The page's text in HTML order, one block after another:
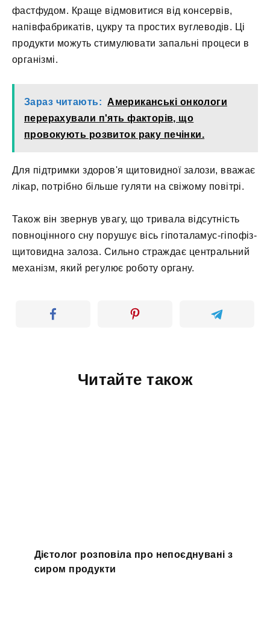
фастфудом. Краще відмовитися від консервів,
напівфабрикатів, цукру та простих вуглеводів. Ці
продукти можуть стимулювати запальні процеси в
організмі.
Зараз читають:
Американські онкологи
перерахували п'ять факторів, що
провокують розвиток раку печінки.
Для підтримки здоров'я щитовидної залози, вважає
лікар, потрібно більше гуляти на свіжому повітрі.
Також він звернув увагу, що тривала відсутність
повноцінного сну порушує вісь гіпоталамус-гіпофіз-
щитовидна залоза. Сильно страждає центральний
механізм, який регулює роботу органу.
Читайте також
Дієтолог розповіла про непоєднувані з
сиром продукти